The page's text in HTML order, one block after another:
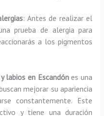
: Antes de realizar el
prueba de alergia para
a los pigmentos
labios en Escandónes una
mejorar su apariencia
constantemente. Este
y tiene una duración